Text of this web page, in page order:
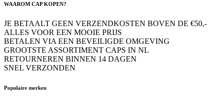
WAAROM CAP KOPEN?
JE BETAALT GEEN VERZENDKOSTEN BOVEN DE €50,-
ALLES VOOR EEN MOOIE PRIJS
BETALEN VIA EEN BEVEILIGDE OMGEVING
GROOTSTE ASSORTIMENT CAPS IN NL
RETOURNEREN BINNEN 14 DAGEN
SNEL VERZONDEN
Populaire merken